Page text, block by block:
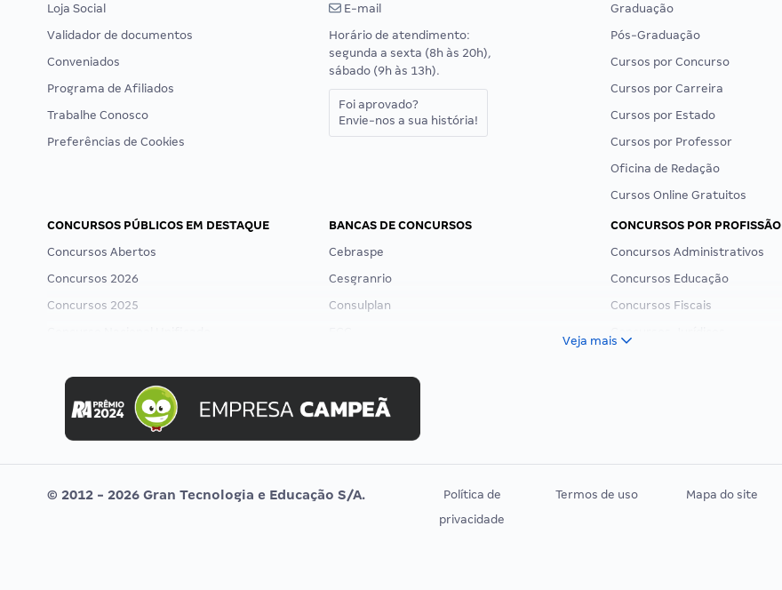
Loja Social
Validador de documentos
Conveniados
Programa de Afiliados
Trabalhe Conosco
Preferências de Cookies
E-mail
Horário de atendimento:
segunda a sexta (8h às 20h),
sábado (9h às 13h).
Foi aprovado?
Envie-nos a sua história!
Graduação
Pós-Graduação
Cursos por Concurso
Cursos por Carreira
Cursos por Estado
Cursos por Professor
Oficina de Redação
Cursos Online Gratuitos
CONCURSOS PÚBLICOS EM DESTAQUE
Concursos Abertos
Concursos 2026
Concursos 2025
Concurso MPU
Editais publicados
BANCAS DE CONCURSOS
Cebraspe
Cesgranrio
Consulplan
Selecon
Uniase
Vunesp
CONCURSOS POR PROFISSÃO
Concursos Administrativos
Concursos Educação
Concursos Fiscais
Residência Multiprofissional
Veja mais
© 2012 - 2026 Gran Tecnologia e Educação S/A.
Política de
privacidade
Termos de uso Mapa do site